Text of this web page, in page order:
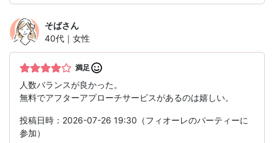
そばさん
40代｜女性
満足
人数バランスが良かった。
無料でアフターアプローチサービスがあるのは嬉しい。
投稿日時：2026-07-26 19:30（フィオーレのパーティーに
参加）